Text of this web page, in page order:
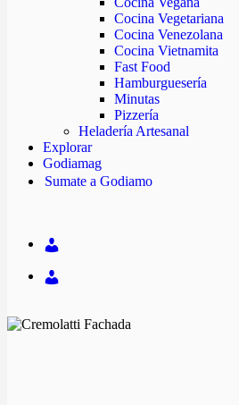
Cocina Vegetariana
Cocina Venezolana
Cocina Vietnamita
Fast Food
Hamburguesería
Minutas
Pizzería
Heladería Artesanal
Explorar
Godiamag
Sumate a Godiamo